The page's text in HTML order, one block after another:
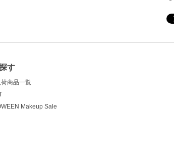
す
商品一覧
Makeup Sale